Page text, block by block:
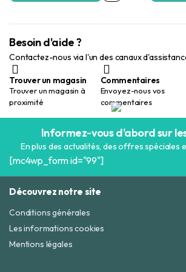
Besoin d'aide ?
Contactez-nous via l'un des canaux
Trouver un magasin
Trouver un magasin à
proximité
Commentaires
Envoyez-nous vos
commentaires
Informez-vous d'abord sur
En plus des actualités, des offres spéciales
[mc4wp_form id="99"]
Découvrez notre site
Conditions générales
Les informations cookies
Mentions légales